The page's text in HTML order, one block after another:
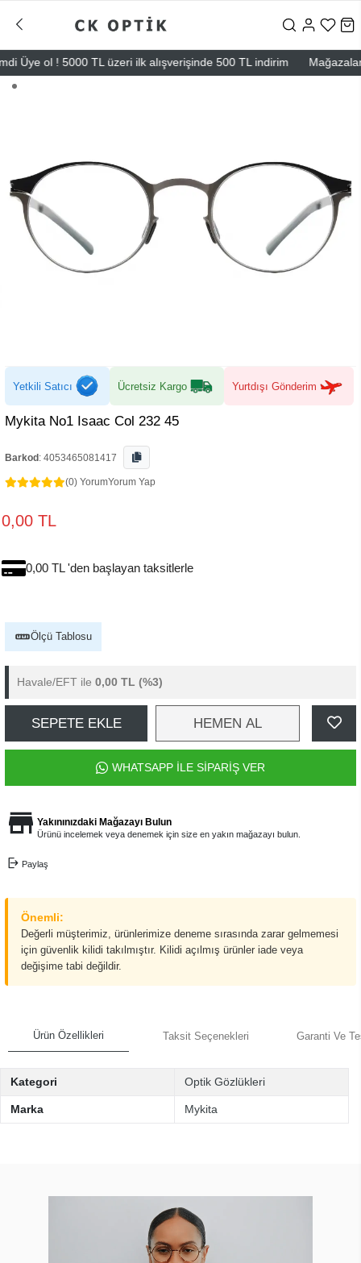
Üye ol ! 5000 TL üzeri ilk alışverişinde 500 TL indirim
Yetkili Satıcı Ücretsiz Kargo Yurtdışı Gönderim
Mykita No1 Isaac Col 232 45
Barkod : 4053465081417
(0) YorumYorum Yap
0,00 TL
0,00 TL 'den başlayan taksitlerle
Ölçü Tablosu
Havale/EFT ile 0,00 TL (%3)
SEPETE EKLE HEMEN AL
WHATSAPP İLE SİPARİŞ VER
Yakınınızdaki Mağazayı Bulun
Ürünü incelemek veya denemek için size en yakın mağazayı bulun.
Paylaş
Önemli:
Değerli müşterimiz, ürünlerimize deneme sırasında zarar gelmemesi
için güvenlik kilidi takılmıştır. Kilidi açılmış ürünler iade veya
değişime tabi değildir.
Ürün Özellikleri Taksit Seçenekleri Garanti Ve
Kategori Optik Gözlükleri
Marka Mykita